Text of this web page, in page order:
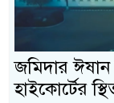
জমিদার
হাইকোর্টের